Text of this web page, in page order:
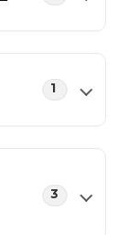
1
3